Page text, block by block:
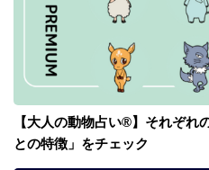
【大人の動物占い®】それぞれ
との特徴」をチェック